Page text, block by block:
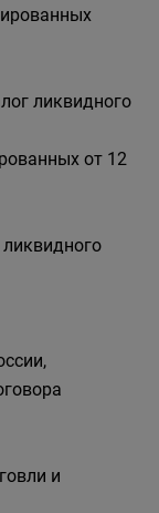
ликвидного
от 12
ликвидного
и